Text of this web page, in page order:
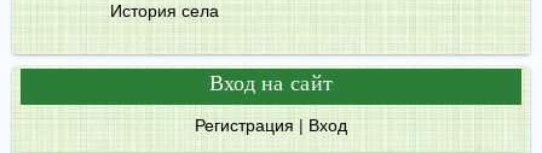
История села
Вход на сайт
Регистрация| Вход